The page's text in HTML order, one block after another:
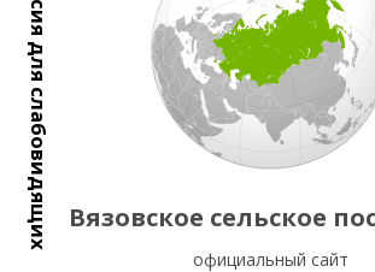
Версия для слабовидящих Вязовское сельское
официальный сайт